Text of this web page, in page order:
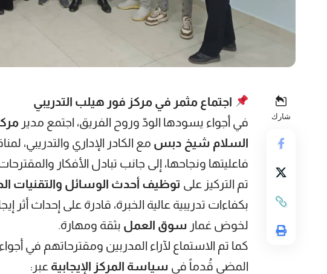
شارك
اجتماع مثمر في مركز فور هيلب التدريبي
في أجواء يسودها الودّ وروح الفريق، اجتمع مدير
السلام شيخ دبس مع الكادر الإداري والتدريبي،
فاعليتها ونجاحها، إلى جانب تبادل الأفكار
تم التركيز على توظيف أحدث الوسائل والتقنيات
بكفاءات تدريبية عالية الخبرة، قادرة على إحداث أثر
لخوض غمار سوق العمل بثقة ومهارة.
كما تم الاستماع لآراء المدربين ومقترحاتهم في
المضي قُدماً في سياسة المركز الإيجابية عبر: